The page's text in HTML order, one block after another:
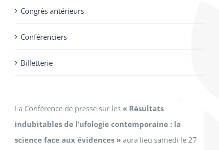
Congrès antérieurs
Conférenciers
Billetterie
La Conférence de presse sur les « Résultats
indubitables de l’ufologie contemporaine : la
science face aux évidences » aura lieu samedi le 27